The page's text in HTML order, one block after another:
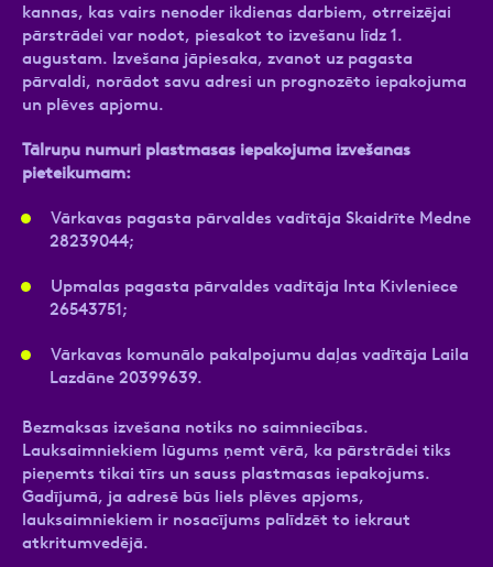
kannas, kas vairs nenoder ikdienas darbiem, otrreizējai
pārstrādei var nodot, piesakot to izvešanu līdz 1.
augustam. Izvešana jāpiesaka, zvanot uz pagasta
pārvaldi, norādot savu adresi un prognozēto iepakojuma
un plēves apjomu.
Tālruņu numuri plastmasas iepakojuma izvešanas
pieteikumam:
Vārkavas pagasta pārvaldes vadītāja Skaidrīte Medne
28239044;
Upmalas pagasta pārvaldes vadītāja Inta Kivleniece
26543751;
Vārkavas komunālo pakalpojumu daļas vadītāja Laila
Lazdāne 20399639.
Bezmaksas izvešana notiks no saimniecības.
Lauksaimniekiem lūgums ņemt vērā, ka pārstrādei tiks
pieņemts tikai tīrs un sauss plastmasas iepakojums.
Gadījumā, ja adresē būs liels plēves apjoms,
lauksaimniekiem ir nosacījums palīdzēt to iekraut
atkritumvedējā.